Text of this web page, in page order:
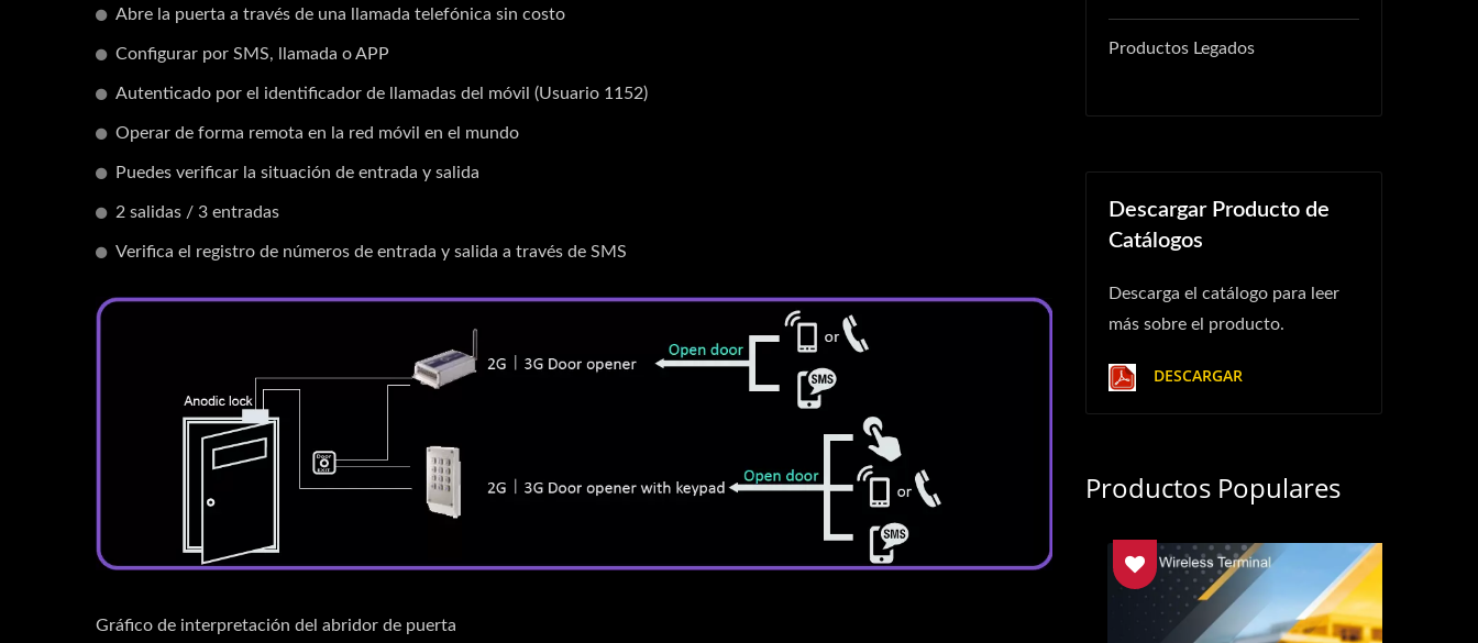
Abre la puerta a través de una llamada telefónica sin costo
Configurar por SMS, llamada o APP
Autenticado por el identificador de llamadas del móvil (Usuario 1152)
Operar de forma remota en la red móvil en el mundo
Puedes verificar la situación de entrada y salida
2 salidas / 3 entradas
Verifica el registro de números de entrada y salida a través de SMS
Gráfico de interpretación del abridor de puerta
Productos Legados
Descargar Producto de
Catálogos
Descarga el catálogo para leer
más sobre el producto.
DESCARGAR
Productos Populares